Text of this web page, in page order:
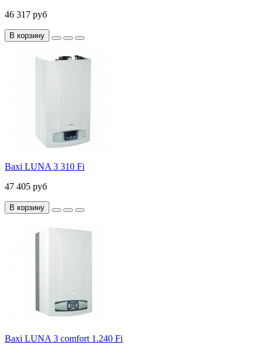
46 317 руб
В корзину
Baxi LUNA 3 310 Fi
47 405 руб
В корзину
Baxi LUNA 3 comfort 1.240 Fi